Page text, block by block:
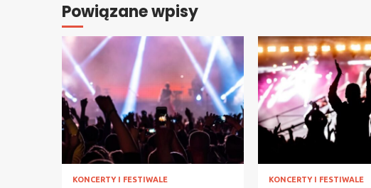
Powiązane wpisy
KONCERTY I FESTIWALE KONCERTY I FESTIWALE